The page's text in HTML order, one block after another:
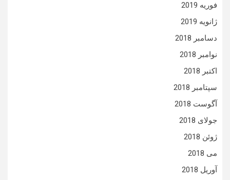
فوریه 2019
ژانویه 2019
دسامبر 2018
نوامبر 2018
اکتبر 2018
سپتامبر 2018
آگوست 2018
جولای 2018
ژوئن 2018
می 2018
آوریل 2018